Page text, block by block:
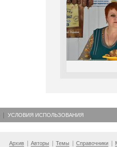
УСЛОВИЯ ИСПОЛЬЗОВАНИЯ
Архив Авторы Темы Справочники